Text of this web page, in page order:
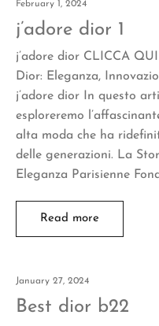
February 1, 2024
j’adore dior 1
j’adore dior CLICCA
Dior: Eleganza,
j’adore dior In questo
esploreremo
alta moda che ha
delle generazioni. La
Eleganza Parisienne
Read more
January 27, 2024
Best dior b22